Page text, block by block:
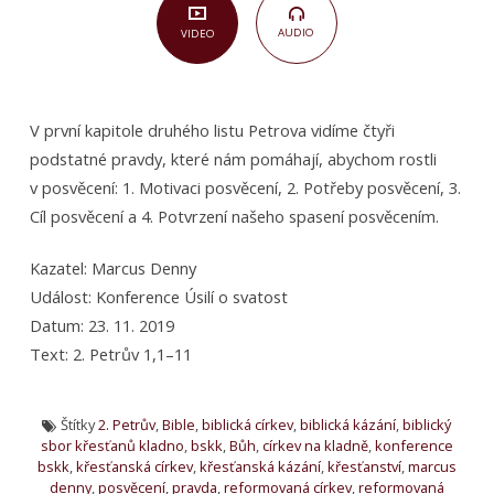
VIDEO AUDIO
V první kapitole druhého listu Petrova vidíme čtyři
podstatné pravdy, které nám pomáhají, abychom rostli
v posvěcení: 1. Motivaci posvěcení, 2. Potřeby posvěcení, 3.
Cíl posvěcení a 4. Potvrzení našeho spasení posvěcením.
Kazatel: Marcus Denny
Událost: Konference Úsilí o svatost
Datum: 23. 11. 2019
Text: 2. Petrův 1,1–11
Štítky2. Petrův,Bible,biblická církev,biblická kázání,biblický
sbor křesťanů kladno,bskk,Bůh,církev na kladně,konference
bskk,křesťanská církev,křesťanská kázání,křesťanství,marcus
denny,posvěcení,pravda,reformovaná církev,reformovaná